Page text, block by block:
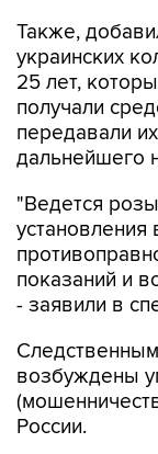
Также,
украинских
25 лет,
получали
передавали
дальнейшего
"Ведется
установления
показаний и
- заявили в
возбуждены
России.